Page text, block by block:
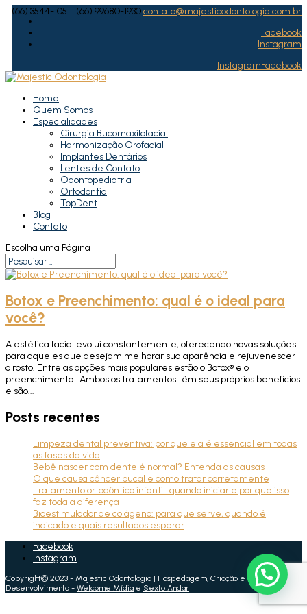
(66) 3544-­1051 | (66) 99680-1930contato@majesticodontologia.com.br
Facebook
Instagram
Facebook
Instagram
Home
Quem Somos
Especialidades
Cirurgia Bucomaxilofacial
Harmonização Orofacial
Implantes Dentários
Lentes de Contato
Odontopediatria
Ortodontia
TopDent
Blog
Contato
Escolha uma Página
Botox e Preenchimento: qual é o ideal para
você?
A estética facial evolui constantemente, oferecendo novas soluções
para aqueles que desejam melhorar sua aparência e rejuvenescer
o rosto. Entre as opções mais populares estão o Botox®️ e o
preenchimento. Ambos os tratamentos têm seus próprios benefícios
e são...
Posts recentes
Limpeza dental preventiva: por que ela é essencial em todas
as fases da vida
Bebê nascer com dente é normal? Entenda as causas
O que causa câncer bucal e como tratar corretamente
Tratamento ortodôntico infantil: quando iniciar e por que isso
faz toda a diferença
Bioestimulador de colágeno: para que serve, quando é
indicado e quais resultados esperar
Facebook
Instagram
Copyright© 2023 - Majestic Odontologia | Hospedagem, Criação e
Desenvolvimento - Welcome Mídia e Sexto Andar